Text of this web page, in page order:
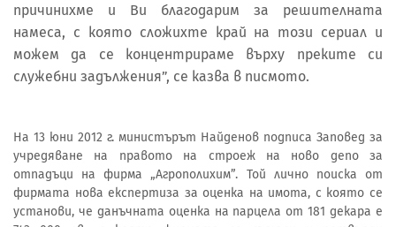
причинихме и Ви благодарим за решителната
намеса, с която сложихте край на този сериал и
можем да се концентрираме върху преките си
служебни задължения”, се казва в писмото.
На 13 юни 2012 г. министърът Найденов подписа Заповед за
учредяване на правото на строеж на ново депо за
отпадъци на фирма „Агрополихим”. Той лично поиска от
фирмата нова експертиза за оценка на имота, с която се
установи, че данъчната оценка на парцела от 181 декара е